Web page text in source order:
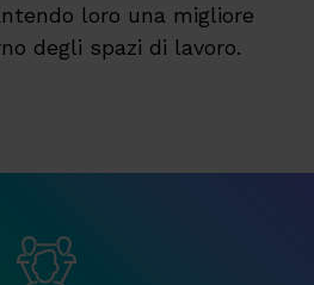
loro una migliore
degli spazi di lavoro.